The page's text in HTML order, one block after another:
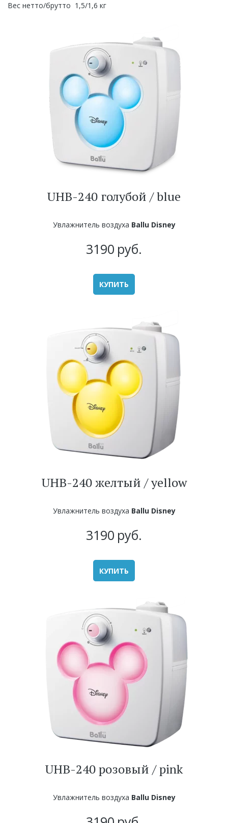
Вес нетто/брутто 1,5/1,6 кг
UHB-240 голубой / blue
Увлажнитель воздуха Ballu Disney
3190 руб.
КУПИТЬ
UHB-240 желтый / yellow
Увлажнитель воздуха Ballu Disney
3190 руб.
КУПИТЬ
UHB-240 розовый / pink
Увлажнитель воздуха Ballu Disney